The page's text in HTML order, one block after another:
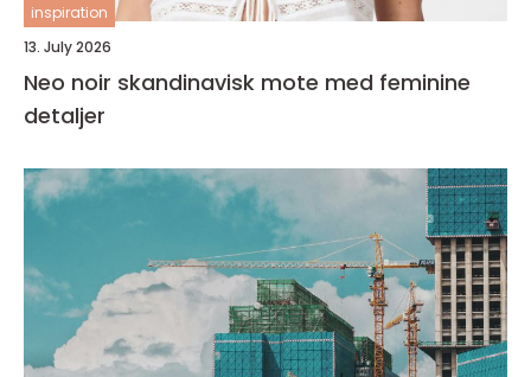
inspiration
13. July 2026
Neo noir skandinavisk mote med feminine
detaljer